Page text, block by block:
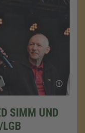
SIMM UND